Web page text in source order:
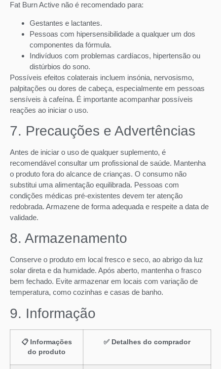
Fat Burn Active não é recomendado para:
Gestantes e lactantes.
Pessoas com hipersensibilidade a qualquer um dos
componentes da fórmula.
Indivíduos com problemas cardíacos, hipertensão ou
distúrbios do sono.
Possíveis efeitos colaterais incluem insónia, nervosismo,
palpitações ou dores de cabeça, especialmente em pessoas
sensíveis à cafeína. É importante acompanhar possíveis
reações ao iniciar o uso.
7. Precauções e Advertências
Antes de iniciar o uso de qualquer suplemento, é
recomendável consultar um profissional de saúde. Mantenha
o produto fora do alcance de crianças. O consumo não
substitui uma alimentação equilibrada. Pessoas com
condições médicas pré-existentes devem ter atenção
redobrada. Armazene de forma adequada e respeite a data de
validade.
8. Armazenamento
Conserve o produto em local fresco e seco, ao abrigo da luz
solar direta e da humidade. Após aberto, mantenha o frasco
bem fechado. Evite armazenar em locais com variação de
temperatura, como cozinhas e casas de banho.
9. Informação
📋 Informações
do produto
✅ Detalhes do comprador